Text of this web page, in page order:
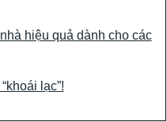
hiệu quả dành cho các
lạc”!